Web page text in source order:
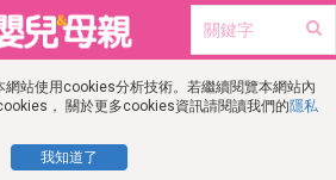
網站使用cookies分析技術。若繼續閱覽本網站內
， 關於更多cookies資訊請閱讀我們的隱私
我知道了